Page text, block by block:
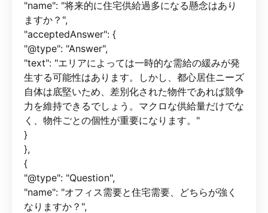
"name": "将来的に住宅供給過多になる懸念はあり
ますか？",
"acceptedAnswer": {
"@type": "Answer",
"text": "エリアによっては一時的な需給の緩みが発
生する可能性はあります。しかし、都心居住ニーズ
自体は底堅いため、差別化された物件であれば競争
力を維持できるでしょう。マクロな供給量だけでな
く、物件ごとの個性が重要になります。"
}
},
{
"@type": "Question",
"name": "オフィス需要と住宅需要、どちらが強く
なりますか？",